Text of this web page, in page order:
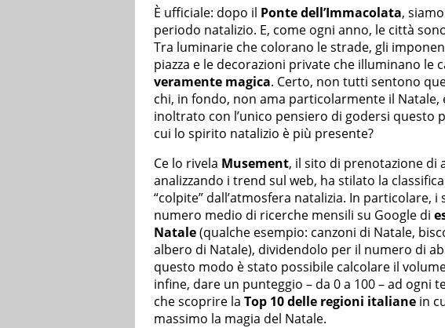
È ufficiale: dopo il Ponte dell’Immacolata,
periodo natalizio. E, come ogni anno, le città
Tra luminarie che colorano le strade, gli
piazza e le decorazioni private che illuminano le
veramente magica. Certo, non tutti sentono
chi, in fondo, non ama particolarmente il Natale,
inoltrato con l’unico pensiero di godersi questo
cui lo spirito natalizio è più presente?
Ce lo rivela Musement, il sito di prenotazione di
analizzando i trend sul web, ha stilato la
“colpite” dall’atmosfera natalizia. In particolare,
numero medio di ricerche mensili su Google di
Natale(qualche esempio: canzoni di Natale,
albero di Natale), dividendolo per il numero di
questo modo è stato possibile calcolare il
infine, dare un punteggio – da 0 a 100 – ad ogni
che scoprire la Top 10 delle regioni italiane in
massimo la magia del Natale.